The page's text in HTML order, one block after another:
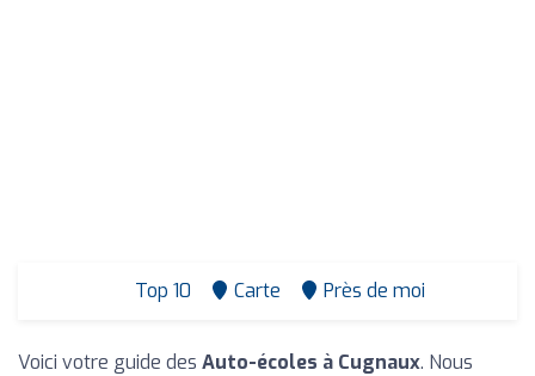
Top 10 Carte Près de moi
Voici votre guide des Auto-écoles à Cugnaux. Nous